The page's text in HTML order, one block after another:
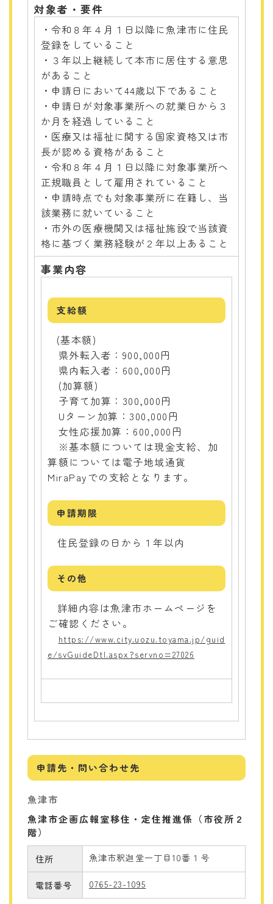
対象者・要件
・令和８年４月１日以降に魚津市に住民
登録をしていること
・３年以上継続して本市に居住する意思
があること
・申請日において44歳以下であること
・申請日が対象事業所への就業日から３
か月を経過していること
・医療又は福祉に関する国家資格又は市
長が認める資格があること
・令和８年４月１日以降に対象事業所へ
正規職員として雇用されていること
・申請時点でも対象事業所に在籍し、当
該業務に就いていること
・市外の医療機関又は福祉施設で当該資
格に基づく業務経験が２年以上あること
事業内容
支給額
(基本額)
県外転入者：900,000円
県内転入者：600,000円
(加算額)
子育て加算：300,000円
Uターン加算：300,000円
女性応援加算：600,000円
※基本額については現金支給、加
算額については電子地域通貨
MiraPayでの支給となります。
申請期限
住民登録の日から１年以内
その他
詳細内容は魚津市ホームページを
ご確認ください。
https://www.city.uozu.toyama.jp/guid
e/svGuideDtl.aspx?servno=27026
申請先・問い合わせ先
魚津市
魚津市企画広報室移住・定住推進係（市役所２
階）
住所 魚津市釈迦堂一丁目10番１号
電話番号 0765-23-1095